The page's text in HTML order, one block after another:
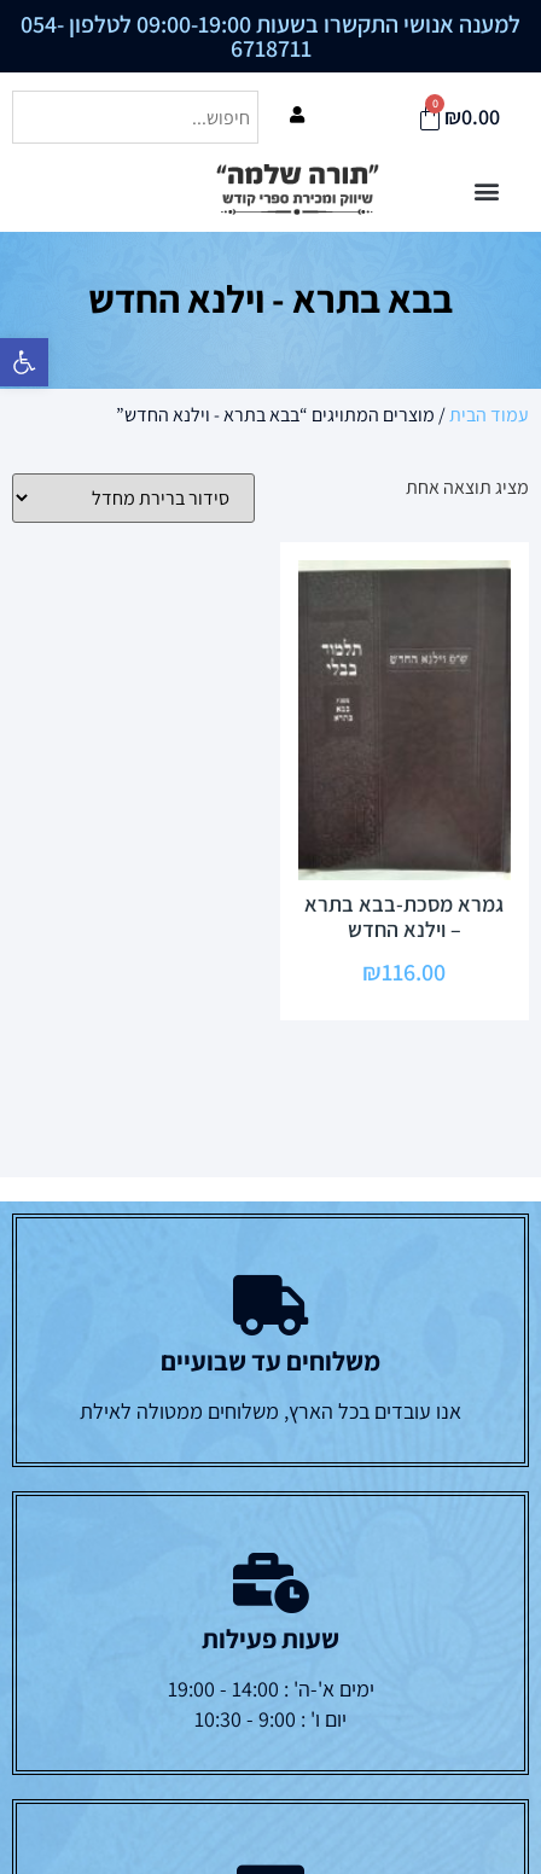
פתח סרגל
למענה אנושי התקשרו בשעות 09:00-19:00 לטלפון 054-
6718711
₪0.00
0
בבא בתרא - וילנא החדש
עמוד הבית/ מוצרים המתויגים “בבא בתרא - וילנא החדש”
מציג תוצאה אחת
גמרא מסכת-בבא בתרא
– וילנא החדש
₪116.00
משלוחים עד שבועיים
אנו עובדים בכל הארץ, משלוחים ממטולה לאילת
שעות פעילות
ימים א'-ה' : 14:00 - 19:00
יום ו' : 9:00 - 10:30